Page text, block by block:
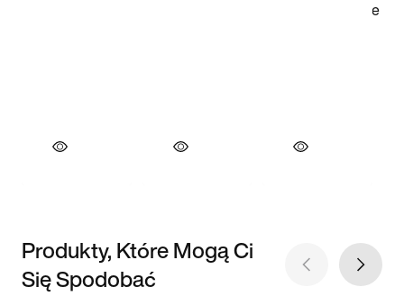
Produkty, Które Mogą Ci
Się Spodobać